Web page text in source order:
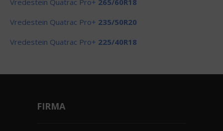
Vredestein Quatrac Pro+ 235/50R20
Vredestein Quatrac Pro+ 225/40R18
FIRMA